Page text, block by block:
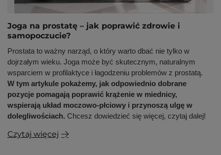
Joga na prostatę – jak poprawić zdrowie i
samopoczucie?
Prostata to ważny narząd, o który warto dbać nie tylko w
dojrzałym wieku. Joga może być skutecznym, naturalnym
wsparciem w profilaktyce i łagodzeniu problemów z prostatą.
W tym artykule pokażemy, jak odpowiednio dobrane
pozycje pomagają poprawić krążenie w miednicy,
wspierają układ moczowo-płciowy i przynoszą ulgę w
dolegliwościach. Chcesz dowiedzieć się więcej, czytaj dalej!
Czytaj więcej